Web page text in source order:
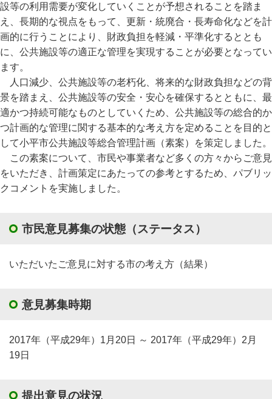
設等の利用需要が変化していくことが予想されることを踏ま
え、長期的な視点をもって、更新・統廃合・長寿命化などを計
画的に行うことにより、財政負担を軽減・平準化するととも
に、公共施設等の適正な管理を実現することが必要となってい
ます。
人口減少、公共施設等の老朽化、将来的な財政負担などの背
景を踏まえ、公共施設等の安全・安心を確保するとともに、最
適かつ持続可能なものとしていくため、公共施設等の総合的か
つ計画的な管理に関する基本的な考え方を定めることを目的と
して小平市公共施設等総合管理計画（素案）を策定しました。
この素案について、市民や事業者など多くの方々からご意見
をいただき、計画策定にあたっての参考とするため、パブリッ
クコメントを実施しました。
市民意見募集の状態（ステータス）
いただいたご意見に対する市の考え方（結果）
意見募集時期
2017年（平成29年）1月20日 ～ 2017年（平成29年）2月
19日
提出意見の状況